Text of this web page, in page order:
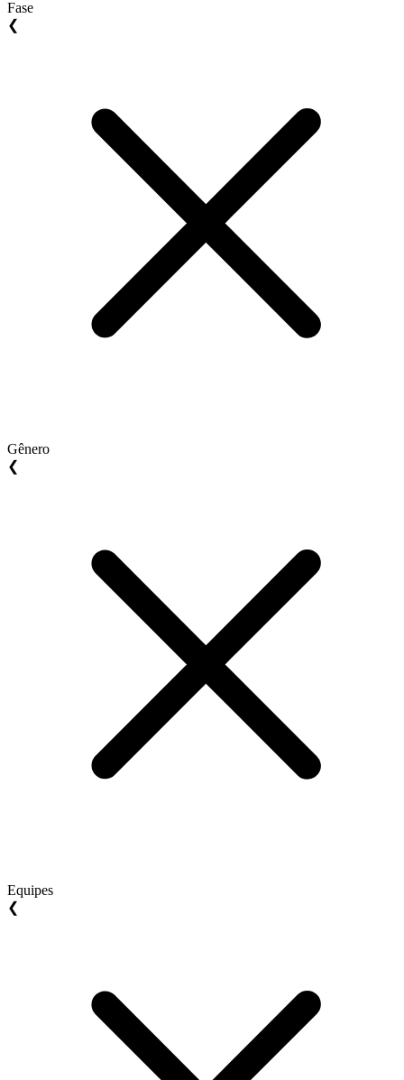
Fase
❮
Gênero
❮
Equipes
❮